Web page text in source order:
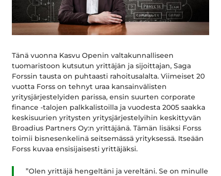
Tänä vuonna Kasvu Openin valtakunnalliseen
tuomaristoon kutsutun yrittäjän ja sijoittajan, Saga
Forssin tausta on puhtaasti rahoitusalalta. Viimeiset 20
vuotta Forss on tehnyt uraa kansainvälisten
yritysjärjestelyiden parissa, ensin suurten corporate
finance -talojen palkkalistoilla ja vuodesta 2005 saakka
keskisuurien yritysten yritysjärjestelyihin keskittyvän
Broadius Partners Oy:n yrittäjänä. Tämän lisäksi Forss
toimii bisnesenkelinä seitsemässä yrityksessä. Itseään
Forss kuvaa ensisijaisesti yrittäjäksi.
”Olen yrittäjä hengeltäni ja vereltäni. Se on minulle